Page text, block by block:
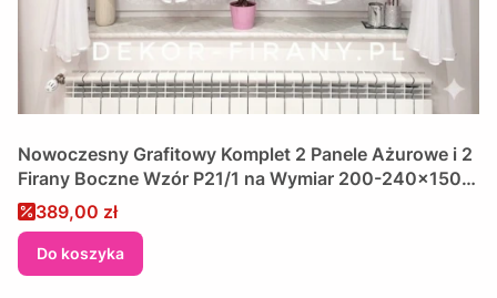
Nowoczesny Grafitowy Komplet 2 Panele Ażurowe i 2
Firany Boczne Wzór P21/1 na Wymiar 200-240x150
cmCena promocyjna
389,00 zł
Do koszyka